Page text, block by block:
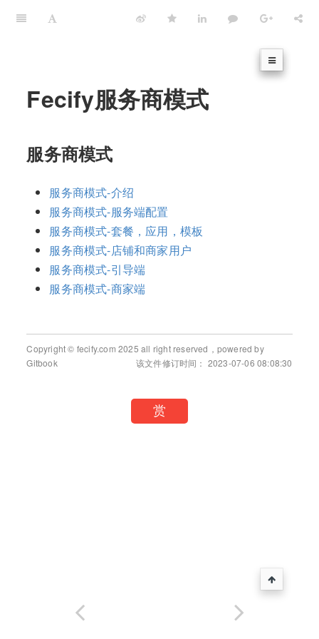
Fecify服务商模式
服务商模式
服务商模式-介绍
服务商模式-服务端配置
服务商模式-套餐，应用，模板
服务商模式-店铺和商家用户
服务商模式-引导端
服务商模式-商家端
Copyright © fecify.com 2025 all right reserved，powered by
Gitbook
该文件修订时间： 2023-07-06 08:08:30
赏